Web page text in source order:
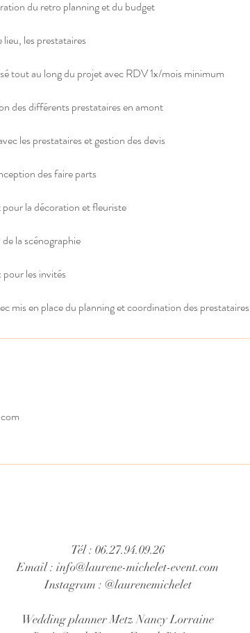
du retro planning et du budget
les prestataires
tout au long du projet avec RDV 1x/mois minimum
des différents prestataires en amont
les prestataires et gestion des devis
des faire parts
la décoration et fleuriste
la scénographie
les invités
mis en place du planning et coordination des prestataires
Tél : 06.27.94.09.26
Email : info@laurene-michelet-event.com
Instagram : @laurenemichelet
Wedding planner Metz Nancy Lorraine